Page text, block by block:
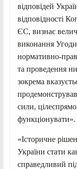
відповідей
відповідності
ЄС, визнає
виконання
нормативно-
та проведення
зокрема
сили,
функціонувати».
«Історичне
України стати
справедливий